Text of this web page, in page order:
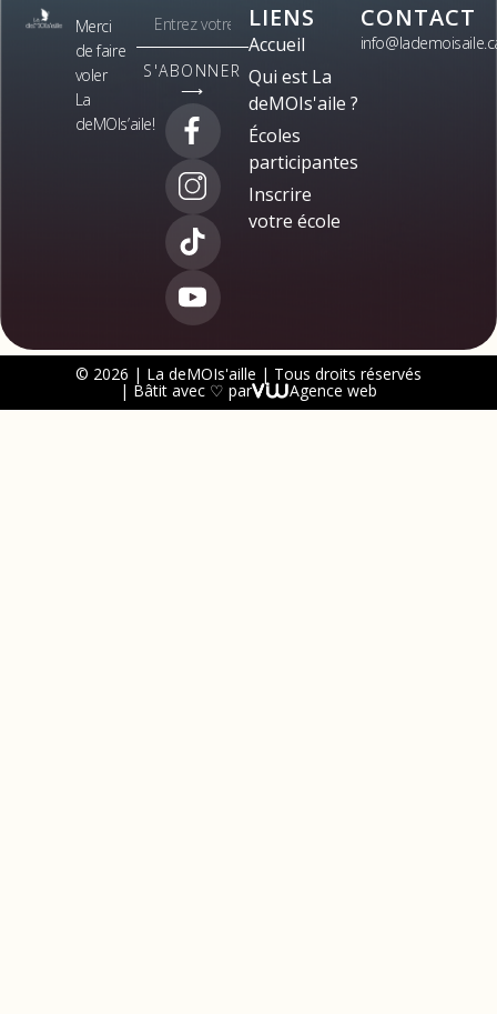
Merci
de faire
voler
La
deMOIs’aile!
S'ABONNER
⟶
LIENS
Accueil
Qui est La
deMOIs'aile ?
Écoles
participantes
Inscrire
votre école
CONTACT
© 2026 | La deMOIs'aille | Tous droits réservés
| Bâtit avec ♡ par Agence web